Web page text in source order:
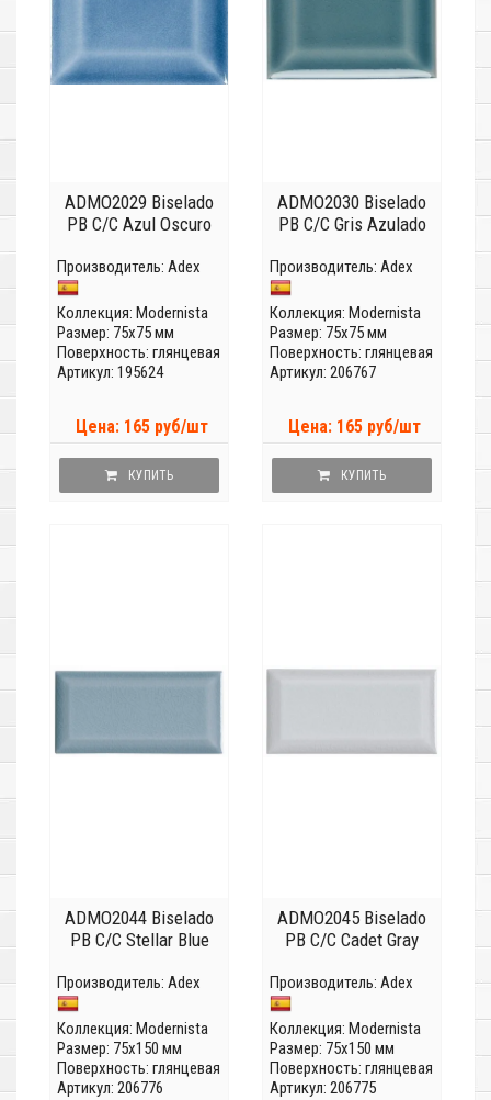
ADMO2029 Biselado
PB C/C Azul Oscuro
Производитель: Adex
Коллекция: Modernista
Размер: 75x75 мм
Поверхность: глянцевая
Артикул: 195624
Цена: 165 руб/шт
КУПИТЬ
ADMO2030 Biselado
PB C/C Gris Azulado
Производитель: Adex
Коллекция: Modernista
Размер: 75x75 мм
Поверхность: глянцевая
Артикул: 206767
Цена: 165 руб/шт
КУПИТЬ
ADMO2044 Biselado
PB C/C Stellar Blue
Производитель: Adex
Коллекция: Modernista
Размер: 75x150 мм
Поверхность: глянцевая
Артикул: 206776
ADMO2045 Biselado
PB C/C Cadet Gray
Производитель: Adex
Коллекция: Modernista
Размер: 75x150 мм
Поверхность: глянцевая
Артикул: 206775